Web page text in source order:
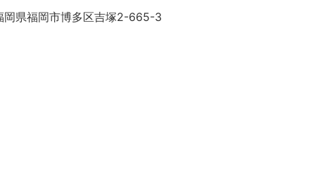
岡県福岡市博多区吉塚2-665-3